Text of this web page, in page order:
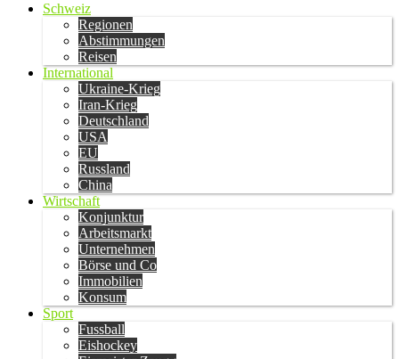
Schweiz
Regionen
Abstimmungen
Reisen
International
Ukraine-Krieg
Iran-Krieg
Deutschland
USA
EU
Russland
China
Wirtschaft
Konjunktur
Arbeitsmarkt
Unternehmen
Börse und Co
Immobilien
Konsum
Sport
Fussball
Eishockey